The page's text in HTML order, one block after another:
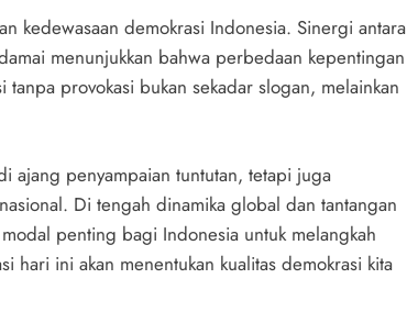
kedewasaan demokrasi Indonesia. Sinergi antara
menunjukkan bahwa perbedaan kepentingan
provokasi bukan sekadar slogan, melainkan
ajang penyampaian tuntutan, tetapi juga
Di tengah dinamika global dan tantangan
penting bagi Indonesia untuk melangkah
hari ini akan menentukan kualitas demokrasi kita